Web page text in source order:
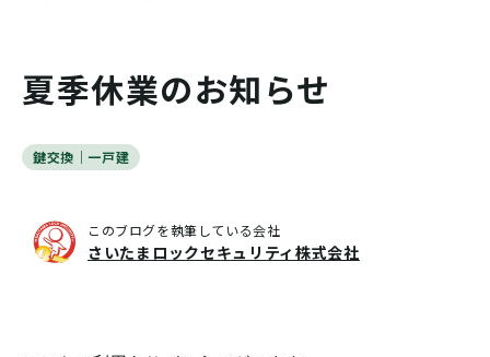
夏季休業のお知らせ
鍵交換｜一戸建
このブログを執筆している会社
さいたまロックセキュリティ株式会社